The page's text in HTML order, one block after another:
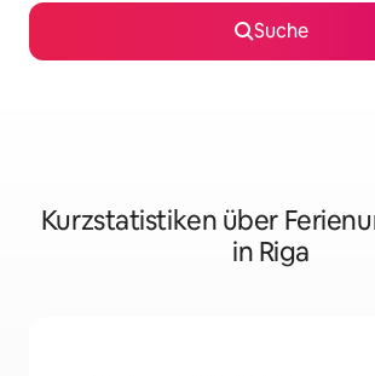
Suche
Kurzstatistiken über
in Riga